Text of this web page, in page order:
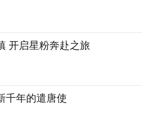
开启星粉奔赴之旅
千年的遣唐使